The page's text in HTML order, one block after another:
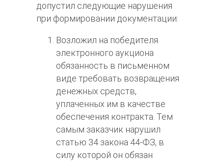
допустил следующие нарушения
при формировании документации:
Возложил на победителя
электронного аукциона
обязанность в письменном
виде требовать возвращения
денежных средств,
уплаченных им в качестве
обеспечения контракта. Тем
самым заказчик нарушил
статью 34 закона 44-ФЗ, в
силу которой он обязан